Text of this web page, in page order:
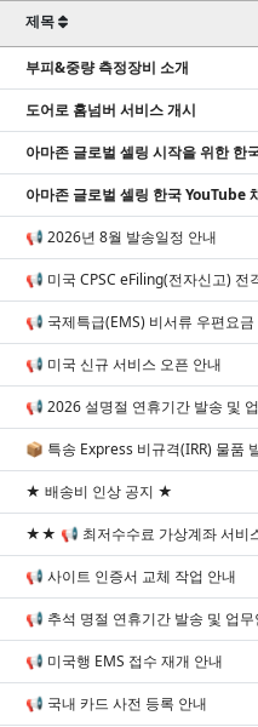
제목
부피&중량 측정장비 소개
도어로 홈넘버 서비스 개시
아마존 글로벌 셀링 시작을 위한 한
아마존 글로벌 셀링 한국 YouTube
📢 2026년 8월 발송일정 안내
📢 미국 CPSC eFiling(전자신고) 전
📢 국제특급(EMS) 비서류 우편요금
📢 미국 신규 서비스 오픈 안내
📢 2026 설명절 연휴기간 발송 및
📦 특송 Express 비규격(IRR) 물품
★ 배송비 인상 공지 ★
★★ 📢 최저수수료 가상계좌 서비
📢 사이트 인증서 교체 작업 안내
📢 추석 명절 연휴기간 발송 및 업무
📢 미국행 EMS 접수 재개 안내
📢 국내 카드 사전 등록 안내